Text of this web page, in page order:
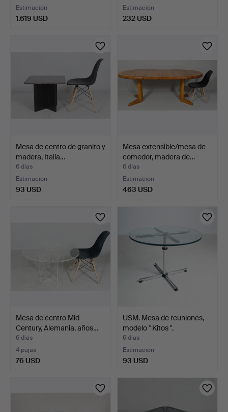
Estimación
1.619 USD
Estimación
232 USD
Mesa de centro de granito y
madera, Italia…
6 días
Estimación
93 USD
Mesa extensible/mesa de
comedor, madera de…
6 días
Estimación
463 USD
Mesa de centro Mid
Century, Alemania, años…
6 días
4 pujas
76 USD
USM. Mesa de reuniones,
modelo '' Kitos ''.
6 días
Estimación
93 USD